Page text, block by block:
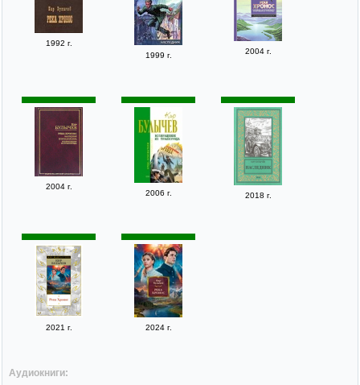
1992 г.
1999 г.
2004 г.
2004 г.
2006 г. 2018 г.
2021 г. 2024 г.
Аудиокниги: